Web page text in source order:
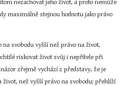
nezachovat jeho život, a proto nemůže
maximálně stejnou hodnotu jako právo
na svobodu vyšší než právo na život,
riskovat život svůj i nepřítele při
zřejmě vychází z představy, že je
než vyšší právo na svobodu; přehlíží